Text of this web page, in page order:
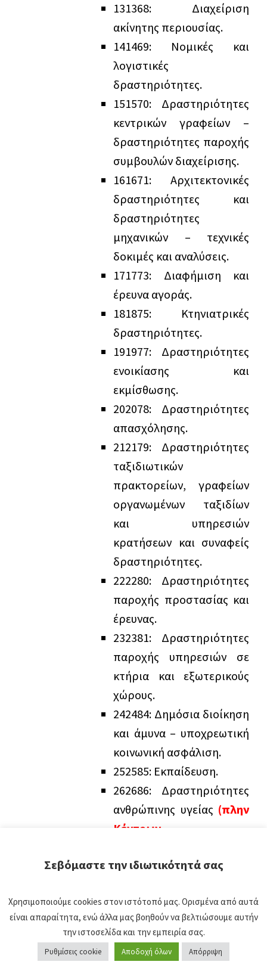
131368: Διαχείριση
ακίνητης περιουσίας.
141469: Νομικές και
λογιστικές
δραστηριότητες.
151570: Δραστηριότητες
κεντρικών γραφείων –
δραστηριότητες παροχής
συμβουλών διαχείρισης.
161671: Αρχιτεκτονικές
δραστηριότητες και
δραστηριότητες
μηχανικών – τεχνικές
δοκιμές και αναλύσεις.
171773: Διαφήμιση και
έρευνα αγοράς.
181875: Κτηνιατρικές
δραστηριότητες.
191977: Δραστηριότητες
ενοικίασης και
εκμίσθωσης.
202078: Δραστηριότητες
απασχόλησης.
212179: Δραστηριότητες
ταξιδιωτικών
πρακτορείων, γραφείων
οργανωμένων ταξιδίων
και υπηρεσιών
κρατήσεων και συναφείς
δραστηριότητες.
222280: Δραστηριότητες
παροχής προστασίας και
έρευνας.
232381: Δραστηριότητες
παροχής υπηρεσιών σε
κτήρια και εξωτερικούς
χώρους.
242484: Δημόσια διοίκηση
και άμυνα – υποχρεωτική
κοινωνική ασφάλιση.
252585: Εκπαίδευση.
262686: Δραστηριότητες
ανθρώπινης υγείας (πλην
Κέντρων
αποθεραπείας).
κοινωνικής μέριμνας
χωρίς παροχή
καταλύματος.
282890: Δημιουργικές
Σεβόμαστε την ιδιωτικότητά σας
Χρησιμοποιούμε cookies στον ιστότοπό μας. Ορισμένα από αυτά
είναι απαραίτητα, ενώ άλλα μας βοηθούν να βελτιώσουμε αυτήν
την ιστοσελίδα και την εμπειρία σας.
Ρυθμίσεις cookie Αποδοχή όλων Απόρριψη